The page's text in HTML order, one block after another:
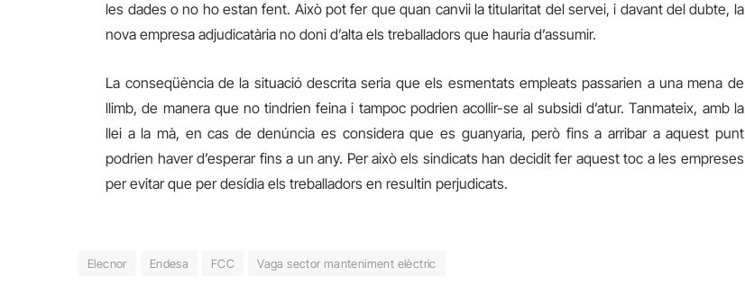
les dades o no ho estan fent. Això pot fer que quan canvii la titularitat del servei, i davant del dubte, la
nova empresa adjudicatària no doni d’alta els treballadors que hauria d’assumir.
La conseqüència de la situació descritaseria queels esmentatsempleats passarien a una mena de
llimb,de manera que no tindrien feina i tampoc podrien acollir-se al subsidi d’atur. Tanmateix, amb la
llei a la mà, en cas de denúncia es considera que es guanyaria, però finsa arribar a aquest punt
podrien haver d’esperar fins a un any. Per això els sindicats han decidit fer aquest toc a les empreses
per evitar que perdesídia els treballadors en resultin perjudicats.
Elecnor Endesa FCC Vaga sector manteniment elèctric